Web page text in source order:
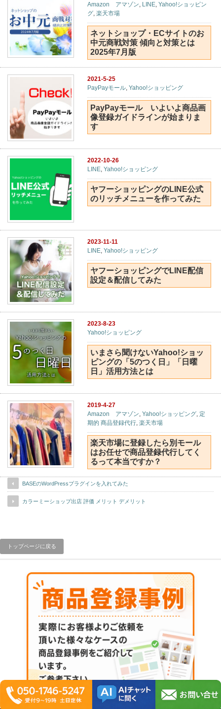
Amazon アマゾン LINE ,Yahoo!ショッピン
グ ,楽天市場
ネットショップ・ECサイトのお
中元商戦対策 傾向と対策とは
2025年7月版
2021-5-25
PayPayモール ,Yahoo!ショッピング
PayPayモール いよいよ商品画
像登録ガイドラインが始まりま
す
2022-10-26
LINE,Yahoo!ショッピング
ヤフーショッピングのLINE公式
のリッチメニューを作ってみた
2023-11-11
LINE,Yahoo!ショッピング
ヤフーショッピングでLINE配信
設定＆配信してみた
2023-8-23
Yahoo!ショッピング
いまさら聞けないYahoo!ショッ
ピングの「5のつく日」「日曜
日」活用方法とは
2019-4-27
Amazon アマゾン,Yahoo!ショッピング, 定
期的 商品登録代行,楽天市場
楽天市場に登録したら別モール
はお任せで商品登録代行してく
るって本当ですか？
BASEのWordPressプラグインを入れてみた
カラーミーショップ出店 評価 メリット デメリット
トップページに戻る